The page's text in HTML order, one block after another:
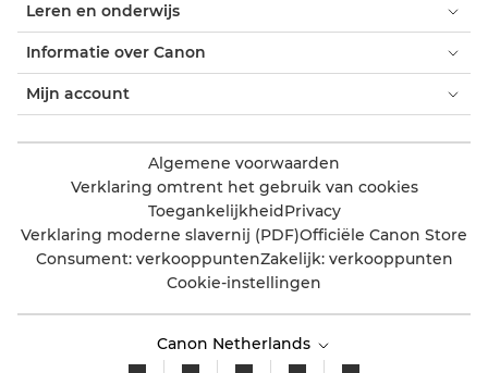
Leren en onderwijs
Informatie over Canon
Mijn account
Algemene voorwaarden
Verklaring omtrent het gebruik van cookies
Toegankelijkheid Privacy
Verklaring moderne slavernij (PDF)Officiële Canon Store
Consument: verkooppuntenZakelijk: verkooppunten
Cookie-instellingen
Canon Netherlands